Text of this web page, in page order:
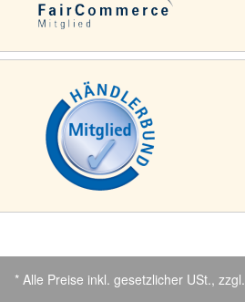
* Alle Preise inkl. gesetzlicher USt., zzgl.